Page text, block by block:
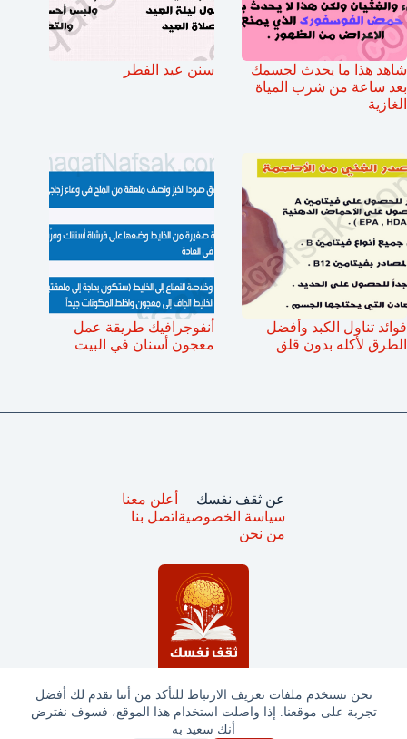
نحن نستخدم ملفات تعريف الارتباط للتأكد من أننا نقدم لك أفضل
تجربة على موقعنا. إذا واصلت استخدام هذا الموقع، فسوف نفترض
أنك سعيد به
شاهد هذا ما يحدث لجسمك
بعد ساعة من شرب المياة
الغازية
سنن عيد الفطر
فوائد تناول الكبد وأفضل
الطرق لأكله بدون قلق
أنفوجرافيك طريقة عمل
معجون أسنان في البيت
جميع الحقوق محفوظة © ثقف نفسك 2025
عن ثقف نفسك
سياسة الخصوصية
من نحن
أعلن معنا
اتصل بنا